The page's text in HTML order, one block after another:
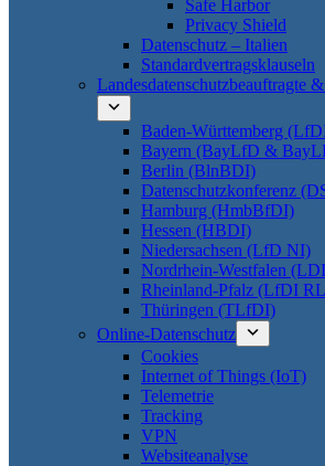
Safe Harbor
Privacy Shield
Datenschutz – Italien
Standardvertragsklauseln
Landesdatenschutzbeauftragte
Baden-Württemberg
Bayern (BayLfD &
Berlin (BlnBDI)
Datenschutzkonferenz
Hamburg (HmbBfDI)
Hessen (HBDI)
Niedersachsen (LfD NI)
Nordrhein-Westfalen
Rheinland-Pfalz (LfDI
Thüringen (TLfDI)
Online-Datenschutz
Cookies
Internet of Things (IoT)
Telemetrie
Tracking
VPN
Websiteanalyse